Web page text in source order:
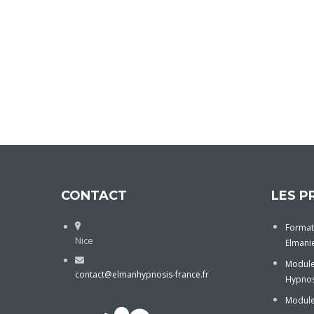
CONTACT
Nice
contact@elmanhypnosis-france.fr
LES